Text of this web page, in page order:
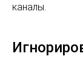
каналы.